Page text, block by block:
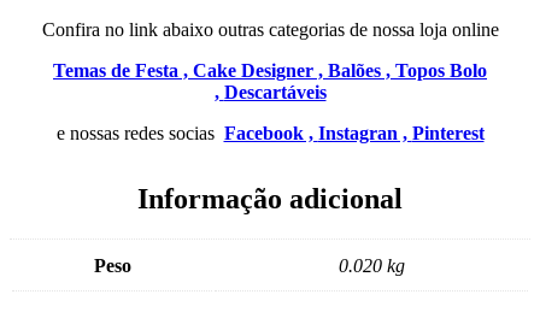
Confira no link abaixo outras categorias de nossa loja online
Temas de Festa , Cake Designer , Balões , Topos Bolo
, Descartáveis
e nossas redes socias Facebook , Instagran , Pinterest
Informação adicional
Peso 0.020 kg